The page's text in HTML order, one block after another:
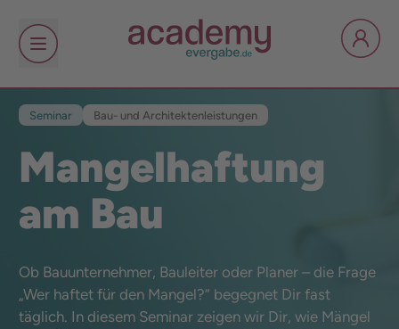
Seminar Bau- und Architektenleistungen
Mangelhaftung
am Bau
Ob Bauunternehmer, Bauleiter oder Planer – die Frage
„Wer haftet für den Mangel?“ begegnet Dir fast
täglich. In diesem Seminar zeigen wir Dir, wie Mängel